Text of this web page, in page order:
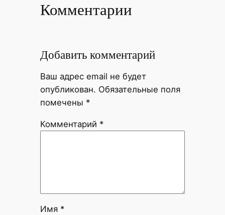
Комментарии
Добавить комментарий
Ваш адрес email не будет
опубликован. Обязательные поля
помечены *
Комментарий *
Имя *